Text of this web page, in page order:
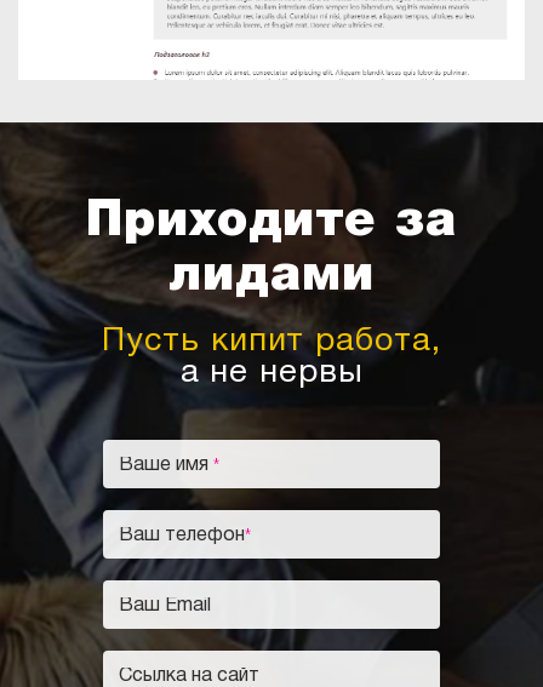
Приходите за
лидами
Пусть кипит работа,
а не нервы